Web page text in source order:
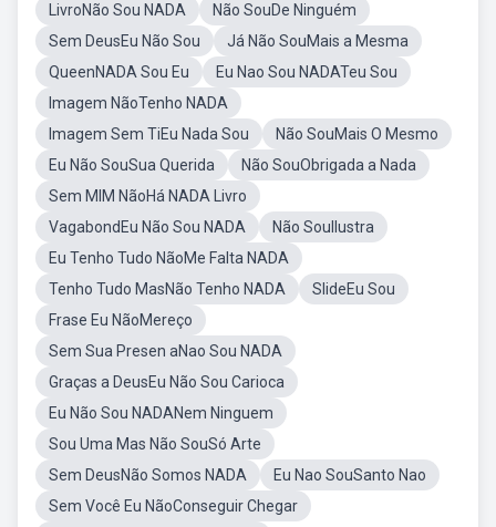
LivroNão Sou NADA
Não SouDe Ninguém
Sem DeusEu Não Sou
Já Não SouMais a Mesma
QueenNADA Sou Eu
Eu Nao Sou NADATeu Sou
Imagem NãoTenho NADA
Imagem Sem TiEu Nada Sou
Não SouMais O Mesmo
Eu Não SouSua Querida
Não SouObrigada a Nada
Sem MIM NãoHá NADA Livro
VagabondEu Não Sou NADA
Não SouIlustra
Eu Tenho Tudo NãoMe Falta NADA
Tenho Tudo MasNão Tenho NADA
SlideEu Sou
Frase Eu NãoMereço
Sem Sua Presen aNao Sou NADA
Graças a DeusEu Não Sou Carioca
Eu Não Sou NADANem Ninguem
Sou Uma Mas Não SouSó Arte
Sem DeusNão Somos NADA
Eu Nao SouSanto Nao
Sem Você Eu NãoConseguir Chegar